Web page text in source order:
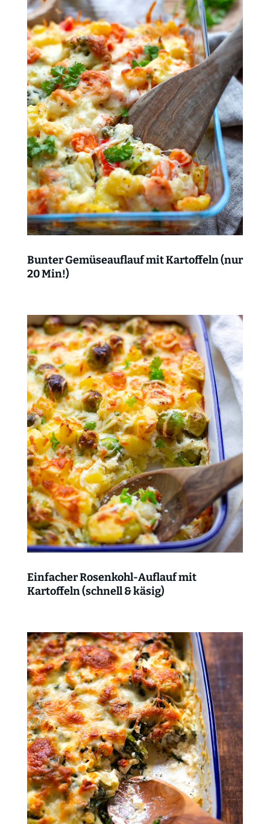
Bunter Gemüseauflauf mit Kartoffeln (nur
20 Min!)
Einfacher Rosenkohl-Auflauf mit
Kartoffeln (schnell & käsig)